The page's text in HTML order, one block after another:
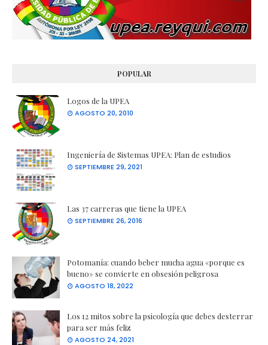
POPULAR
Logos de la UPEA
AGOSTO 20, 2010
Ingeniería de Sistemas UPEA: Plan de estudios
SEPTIEMBRE 29, 2021
Las 37 carreras que tiene la UPEA
SEPTIEMBRE 26, 2016
Potomanía: cuando beber mucha agua «porque es
bueno» se convierte en obsesión peligrosa
AGOSTO 18, 2022
Los 12 mitos sobre la psicología que debes desterrar
para ser más feliz
AGOSTO 24, 2021